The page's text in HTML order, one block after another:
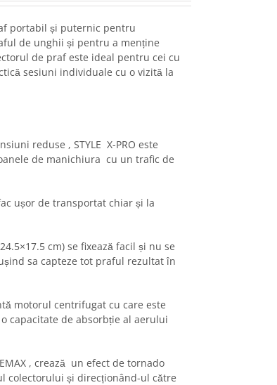
portabil și puternic pentru
de unghii și pentru a menține
de praf este ideal pentru cei cu
sesiuni individuale cu o vizită la
reduse , STYLE X-PRO este
de manichiura cu un trafic de
ușor de transportat chiar și la
cm) se fixează facil și nu se
sa capteze tot praful rezultat în
motorul centrifugat cu care este
capacitate de absorbție al aerului
, crează un efect de tornado
colectorului și direcționând-ul către